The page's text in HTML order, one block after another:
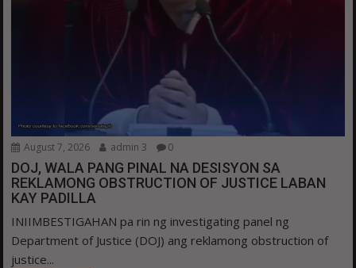
August 7, 2026 admin 3 0
DOJ, WALA PANG PINAL NA DESISYON SA
REKLAMONG OBSTRUCTION OF JUSTICE LABAN
KAY PADILLA
INIIMBESTIGAHAN pa rin ng investigating panel ng
Department of Justice (DOJ) ang reklamong obstruction of
justice...